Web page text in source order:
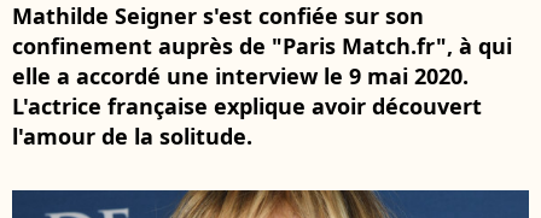
Mathilde Seigner s'est confiée sur son
confinement auprès de "Paris Match.fr", à qui
elle a accordé une interview le 9 mai 2020.
L'actrice française explique avoir découvert
l'amour de la solitude.